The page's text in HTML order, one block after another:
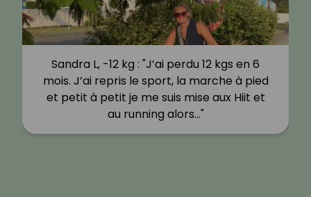
Sandra L, -12 kg : "J’ai perdu 12 kgs en 6
mois. J’ai repris le sport, la marche à pied
et petit à petit je me suis mise aux Hiit et
au running alors…"